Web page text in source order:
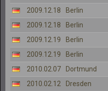
2009.12.18
Berlin
2009.12.18
Berlin
2009.12.19
Berlin
2009.12.19
Berlin
2010.02.07
Dortmund
2010.02.12
Dresden